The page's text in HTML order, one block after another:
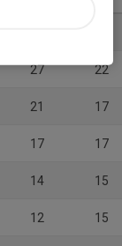
27 22
21 17
17 17
14 15
12 15